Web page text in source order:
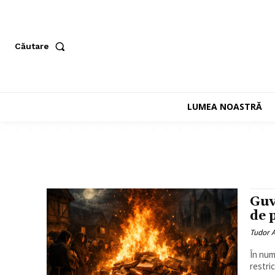
Căutare
LUMEA NOASTRĂ
de
Tudor
În